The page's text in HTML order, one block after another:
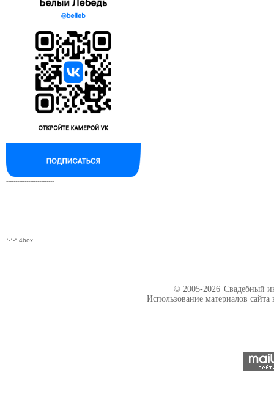
--------------------------
*-*-* 4box
© 2005-2026 Свадебный
Использование материалов